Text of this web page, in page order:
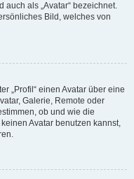
als „Avatar“ bezeichnet.
Bild, welches von
„Profil“ einen Avatar über eine
Galerie, Remote oder
ob und wie die
Avatar benutzen kannst,